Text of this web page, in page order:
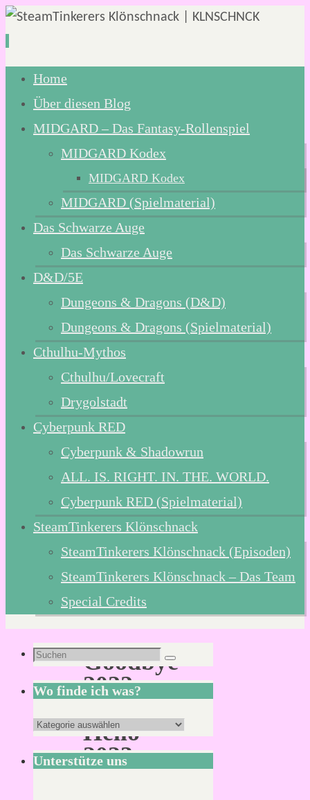
Zum
Inhalt
springen
Home
Über diesen Blog
MIDGARD – Das Fantasy-Rollenspiel
MIDGARD Kodex
MIDGARD Kodex
MIDGARD (Spielmaterial)
Das Schwarze Auge
Das Schwarze Auge
D&D/5E
Dungeons & Dragons (D&D)
Dungeons & Dragons (Spielmaterial)
Cthulhu-Mythos
Cthulhu/Lovecraft
Drygolstadt
Cyberpunk RED
Cyberpunk & Shadowrun
ALL. IS. RIGHT. IN. THE. WORLD.
Cyberpunk RED (Spielmaterial)
SteamTinkerers Klönschnack
SteamTinkerers Klönschnack (Episoden)
SteamTinkerers Klönschnack – Das Team
Special Credits
Goodbye
2022
&
Hello
2023
Suchen
nach:
Suchen
Wo finde ich was?
Wo
finde
ich
Unterstütze uns